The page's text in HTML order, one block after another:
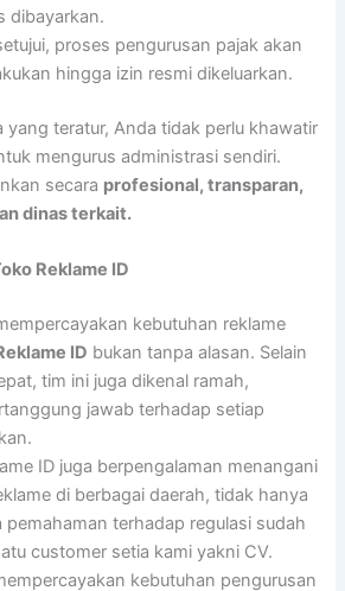
dibayarkan.
proses pengurusan pajak akan
hingga izin resmi dikeluarkan.
yang teratur, Anda tidak perlu khawatir
mengurus administrasi sendiri.
secara profesional, transparan,
dinas terkait.
Reklame ID
kebutuhan reklame
ID bukan tanpa alasan. Selain
tim ini juga dikenal ramah,
jawab terhadap setiap
ID juga berpengalaman menangani
di berbagai daerah, tidak hanya
terhadap regulasi sudah
customer setia kami yakni CV.
kebutuhan pengurusan